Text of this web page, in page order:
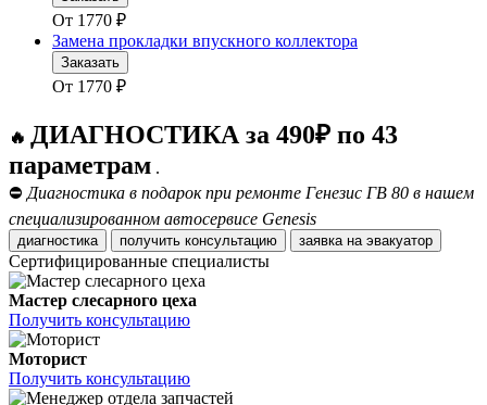
От 1770 ₽
Замена прокладки впускного коллектора
Заказать
От 1770 ₽
🔥 ДИАГНОСТИКА за 490₽ по 43
параметрам .
⛔ Диагностика в подарок при ремонте Генезис ГВ 80 в нашем
специализированном автосервисе Genesis
диагностика получить консультацию заявка на эвакуатор
Сертифицированные специалисты
Мастер слесарного цеха
Получить консультацию
Моторист
Получить консультацию